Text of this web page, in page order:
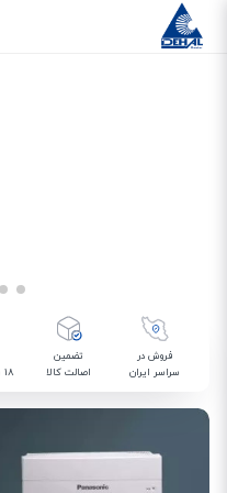
فروش در
سراسر ایران
تضمین
اصالت کالا
18 ماهه ایده آل